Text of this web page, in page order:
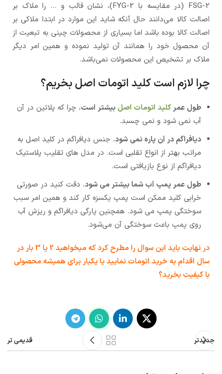
FSG-2 (در مقایسه با FYG-2)، نشان قالب و … را ملاک بر
اصالت کالا می‌دانند حال آنکه شاید این موارد در ابتدا ملاکی بر
اصالت کالا بوده باشد اما بسیاری از محصولات چینی به تبعیت از
آن محصول خود را همانند آن تولید نموده و همین امر دیگر
ملاک بر تشخیص این محصولات نمی‌باشد.
چرا لازم است کلید اتومات اصل بخریم؟
طول عمرکلید اتومات اصل بیشتر است، چرا که پلاتین در آن
آب نمی شود و نمی چسبد.
دیافراگم در آن پاره نمی شود. جنس دیافراگم در کلید اصل به
مراتب بهتر از انواع تقلبی است. در مدل های تقلیب پلاستیک
دیافراگم از نوع بازیافتی است.
طول عمر پمپ آب شما بیشتر می شود. دقت کنید در صورتی
خرابی کلید ممکن است پمپ یکسزه کار کند و همین امر سبب
سوختگی پمپ می شود. همچنین پارگی دیافراگم و ریزش آب
روی پمپ باعث سوختگی آن می‌شود.
در نهایت باید این سوال را مطرح کرد که میخواهید 2 یا 3 بار در
سال اقدام به خرید اتومات نمایید یا یکبار برای همیشه محصولی
با کیفیت بخرید؟
جدیدتر قدیمی تر